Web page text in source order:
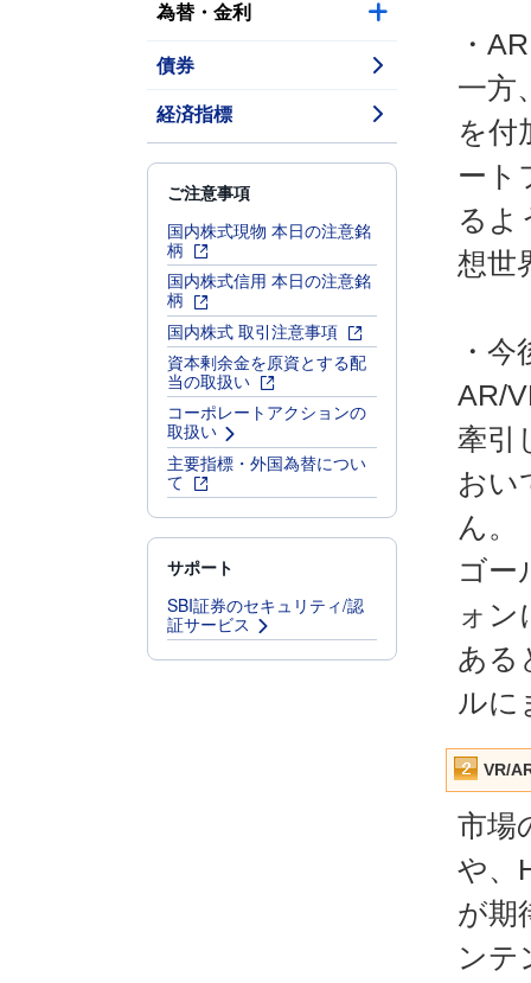
為替・金利
債券
経済指標
ご注意事項
国内株式現物 本日の注意銘
柄
国内株式信用 本日の注意銘
柄
国内株式 取引注意事項
資本剰余金を原資とする配
当の取扱い
コーポレートアクションの
取扱い
主要指標・外国為替につい
て
サポート
SBI証券のセキュリティ/認
証サービス
・
一方
を付
ート
るよ
想世
・
AR/
牽引
おい
ん。
ゴー
ォン
ある
ルに
VR/
市場
や、
が期
ンテ